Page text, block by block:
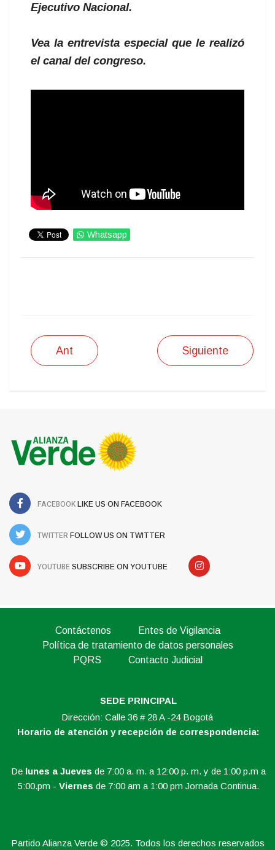
Ejecutivo Nacional.
Vea la entrevista especial que le realizó
el canal del congreso.
Whatsapp
Ant Siguiente
FACEBOOK LIKE US ON FACEBOOK
TWITTER FOLLOW US ON TWITTER
YOUTUBE SUBSCRIBE ON YOUTUBE
Contáctenos
Entes de Vigilancia
Política de tratamiento de datos personales
PQRS
Contacto Judicial
SEDE PRINCIPAL
Dirección: Calle 36 # 28 A -24 Bogotá
Horario de atención y recepción de correspondencia:
De lunes a Jueves de 7:00 a. m. a 12:00 p. m. y de 1:00 p.m a
5:00.pm - Viernes de 7:00 am a 1:00 pm Jornada Continua.
Partido Alianza Verde © 2025. Todos los derechos reservados